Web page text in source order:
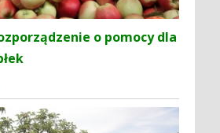
o pomocy dla